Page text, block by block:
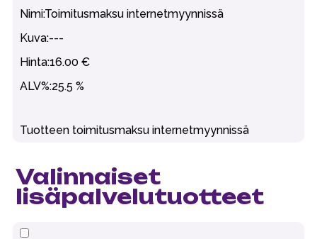
Toimitusmaksu internetmyynnissä
---
16.00 €
25.5 %
Tuotteen toimitusmaksu internetmyynnissä
Valinnaiset
lisäpalvelutuotteet